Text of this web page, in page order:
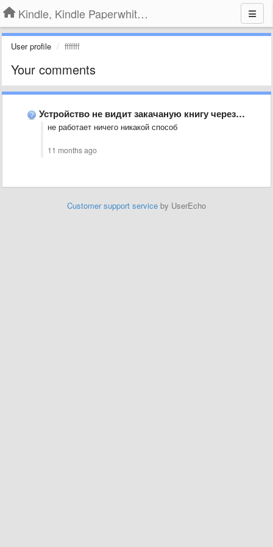
Kindle, Kindle Paperwhite, Kindle Voyage
User profile fffffff
Your comments
Устройство не видит закачаную книгу через USB.
не работает ничего никакой способ
11 months ago
Customer support service by UserEcho